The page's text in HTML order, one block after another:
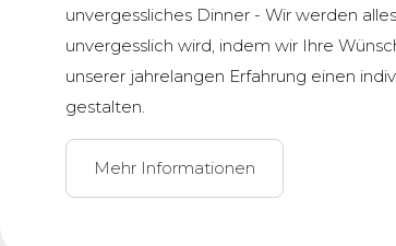
unvergessliches Dinner - Wir werden
unvergesslich wird, indem wir Ihre
unserer jahrelangen Erfahrung einen
gestalten.
Mehr Informationen